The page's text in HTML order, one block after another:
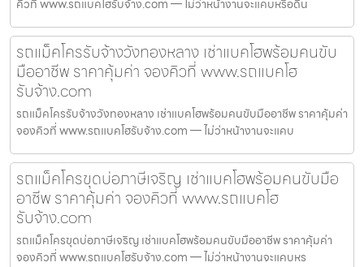
คิวที่ www.รถแบคโฮรับจ้าง.com — ไม่ว่าหน้างานจะแคบหรือดิน
รถแม็คโครรับจ้างวังทองหลาง เช่าแบคโฮพร้อมคนขับ
มืออาชีพ ราคาคุ้มค่า จองคิวที่ www.รถแบคโฮ
รับจ้าง.com
รถแม็คโครรับจ้างวังทองหลาง เช่าแบคโฮพร้อมคนขับมืออาชีพ ราคาคุ้มค่า
จองคิวที่ www.รถแบคโฮรับจ้าง.com — ไม่ว่าหน้างานจะแคบ
รถแม็คโครขุดบ่อภาษีเจริญ เช่าแบคโฮพร้อมคนขับมือ
อาชีพ ราคาคุ้มค่า จองคิวที่ www.รถแบคโฮ
รับจ้าง.com
รถแม็คโครขุดบ่อภาษีเจริญ เช่าแบคโฮพร้อมคนขับมืออาชีพ ราคาคุ้มค่า
จองคิวที่ www.รถแบคโฮรับจ้าง.com — ไม่ว่าหน้างานจะแคบหร